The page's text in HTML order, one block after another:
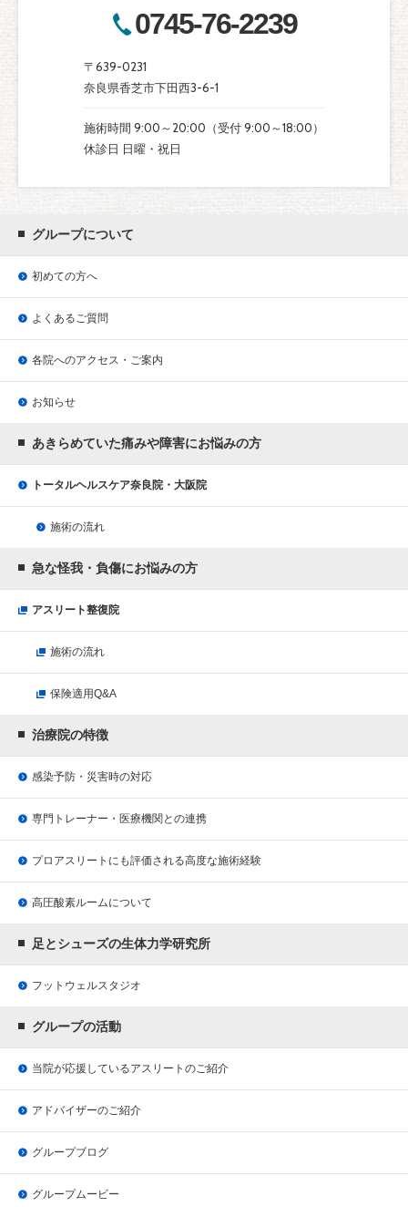
0745-76-2239
〒639-0231
奈良県香芝市下田西3-6-1
施術時間 9:00～20:00（受付 9:00～18:00）
休診日 日曜・祝日
グループについて
初めての方へ
よくあるご質問
各院へのアクセス・ご案内
お知らせ
あきらめていた痛みや障害にお悩みの方
トータルヘルスケア奈良院・大阪院
施術の流れ
急な怪我・負傷にお悩みの方
アスリート整復院
施術の流れ
保険適用Q&A
治療院の特徴
感染予防・災害時の対応
専門トレーナー・医療機関との連携
プロアスリートにも評価される高度な施術経験
高圧酸素ルームについて
足とシューズの生体力学研究所
フットウェルスタジオ
グループの活動
当院が応援しているアスリートのご紹介
アドバイザーのご紹介
グループブログ
グループムービー